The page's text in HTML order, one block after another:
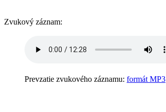
Zvukový záznam:
Prevzatie zvukového záznamu: formát MP3